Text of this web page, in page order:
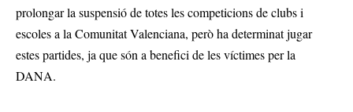
prolongar la suspensió de totes les competicions de clubs i
escoles a la Comunitat Valenciana, però ha determinat jugar
estes partides, ja que són a benefici de les víctimes per la
DANA.